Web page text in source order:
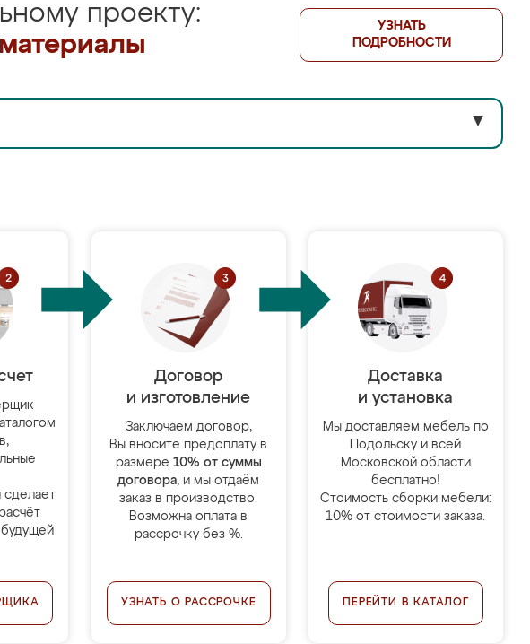
проекту:
УЗНАТЬ
ПОДРОБНОСТИ
▼
сделает
Договор
и изготовление
Заключаем договор,
Вы вносите предоплату в
размере 10% от суммы
договора, и мы отдаём
заказ в производство.
Возможна оплата в
рассрочку без %.
УЗНАТЬ О РАССРОЧКЕ
Доставка
и установка
Мы доставляем мебель по
Подольску и всей
Московской области
бесплатно!
Стоимость сборки мебели:
10% от стоимости заказа.
ПЕРЕЙТИ В КАТАЛОГ